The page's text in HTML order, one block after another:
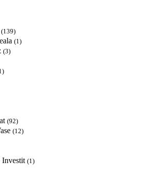
(139)
(1)
(3)
(92)
(12)
Investit (1)